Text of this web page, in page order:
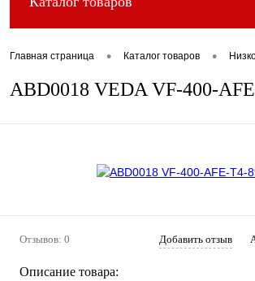
Главная страница • Каталог товаров •
ABD0018 VEDA VF-400-
Отзывов: 0 Добавить отзыв
Описание товара: